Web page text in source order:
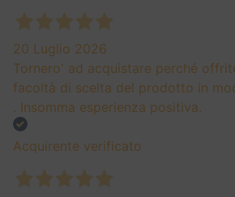
20 Luglio 2026
Tornero' ad acquistare perché
facoltà di scelta del prodotto in
. Insomma esperienza positiva.
Acquirente verificato